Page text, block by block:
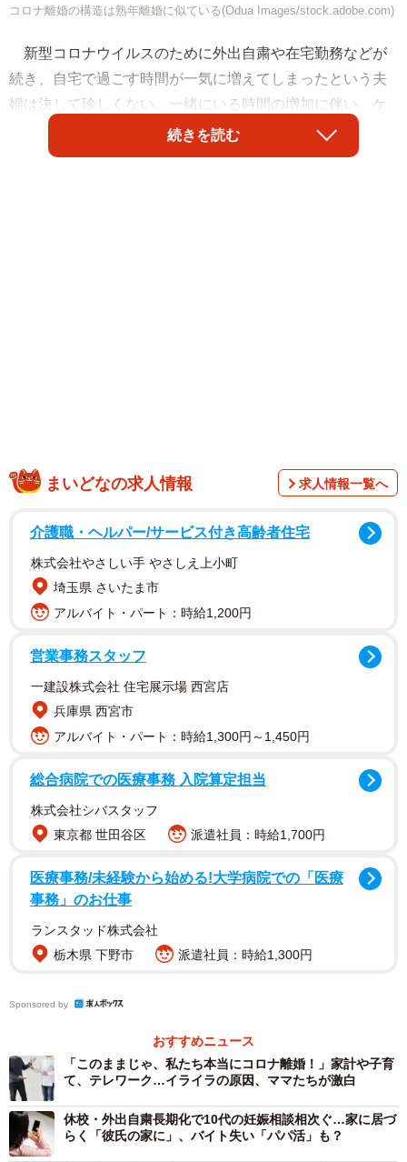
コロナ離婚の構造は熟年離婚に似ている(Odua Images/stock.adobe.com)
新型コロナウイルスのために外出自粛や在宅勤務などが
続き、自宅で過ごす時間が一気に増えてしまったという夫
婦は決して珍しくない。一緒にいる時間の増加に伴い、ケ
ンカもまた増えてしまうのが世の常だ。「コロナ離婚」と
いう言葉もネット上で散見できる。かつて歌手デビューも
ナ離婚とはどんなものでしょうか？実際に相談はあります
か？
Ａ テレワークなどで夫婦共に家にいる時間が多くなりま
した。在宅で仕事をするという慣れない作業や子守りとの
両立の難しさ、自粛生活のストレスも相まっていさかいが
増え、夫婦仲が悪くなったので離婚したいという事案です
ね。この種の離婚相談は増えつつあるのが現状です。
Ｑ そんなことが離婚理由になるのですか？
Ａ コロナ離婚の構造は熟年離婚に似ていると思います。
これまでは夫婦のどちらか、主に夫が多いですが、日中は
外で働いているので顔を合わせるのはせいぜい朝晩。とこ
ろが定年後、朝から晩まで夫は家にいて家事を手伝うわけ
でもなく、かえって自分のやることに文句をつけてくる。
もう息が詰まって一緒に暮らせない！という熟年離婚のご
相談はとても多いんです。古いですが「亭主元気で留守が
で、四六時中一緒にいて夫（妻）の行動のひとつひとつが
Ｑ 「一緒にいると息が詰まるから離婚したい」というこ
とが法律上の離婚理由になるのでしょうか。
Ａ 民法７７０条１項５号の「婚姻を継続し難い重大な事
続きを読む
まいどなの求人情報 求人情報一覧へ
介護職・ヘルパー/サービス付き高齢者住宅
株式会社やさしい手 やさしえ上小町
埼玉県 さいたま市
アルバイト・パート：時給1,200円
営業事務スタッフ
一建設株式会社 住宅展示場 西宮店
兵庫県 西宮市
アルバイト・パート：時給1,300円～1,450円
総合病院での医療事務 入院算定担当
株式会社シバスタッフ
東京都 世田谷区
派遣社員：時給1,700円
医療事務/未経験から始める!大学病院での「医療
事務」のお仕事
ランスタッド株式会社
栃木県 下野市
派遣社員：時給1,300円
Sponsored by
おすすめニュース
「このままじゃ、私たち本当にコロナ離婚！」家計や子育
て、テレワーク…イライラの原因、ママたちが激白
休校・外出自粛長期化で10代の妊娠相談相次ぐ…家に居づ
らく「彼氏の家に」、バイト失い「パパ活」も？